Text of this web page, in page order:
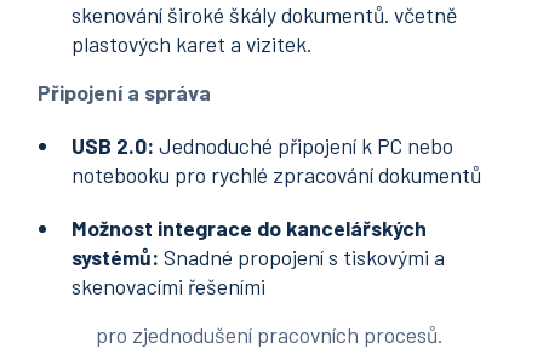
skenování široké škály dokumentů. včetně
plastových karet a vizitek.
Připojení a správa
USB 2.0: Jednoduché připojení k PC nebo
notebooku pro rychlé zpracování dokumentů
Možnost integrace do kancelářských
systémů: Snadné propojení s tiskovými a
skenovacími řešeními
pro zjednodušení pracovních procesů.